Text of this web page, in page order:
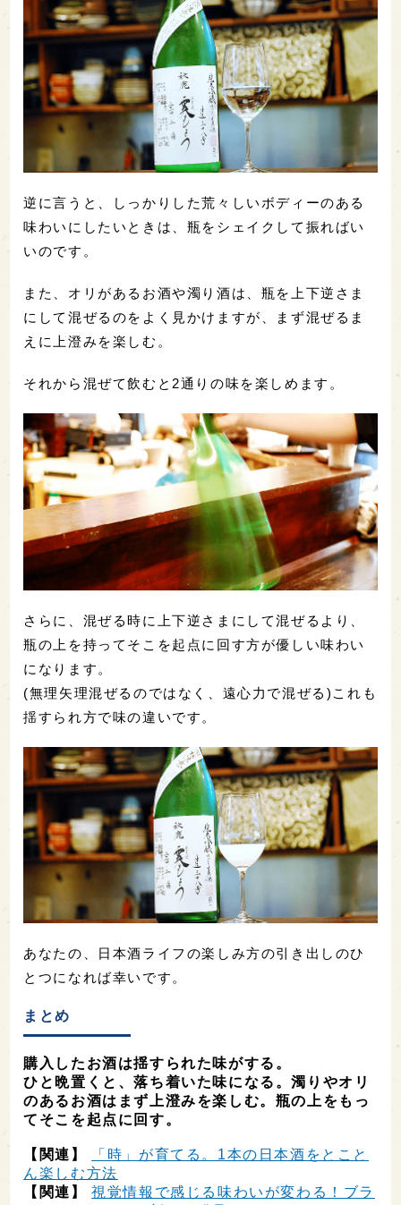
逆に言うと、しっかりした荒々しいボディーのある
味わいにしたいときは、瓶をシェイクして振ればい
いのです。
また、オリがあるお酒や濁り酒は、瓶を上下逆さま
にして混ぜるのをよく見かけますが、まず混ぜるま
えに上澄みを楽しむ。
それから混ぜて飲むと2通りの味を楽しめます。
さらに、混ぜる時に上下逆さまにして混ぜるより、
瓶の上を持ってそこを起点に回す方が優しい味わい
になります。
(無理矢理混ぜるのではなく、遠心力で混ぜる)これも
揺すられ方で味の違いです。
あなたの、日本酒ライフの楽しみ方の引き出しのひ
とつになれば幸いです。
まとめ
購入したお酒は揺すられた味がする。
ひと晩置くと、落ち着いた味になる。濁りやオリ
のあるお酒はまず上澄みを楽しむ。瓶の上をもっ
てそこを起点に回す。
【関連】
「時」が育てる。1本の日本酒をとこと
ん楽しむ方法
【関連】視覚情報で感じる味わいが変わる！ブラ